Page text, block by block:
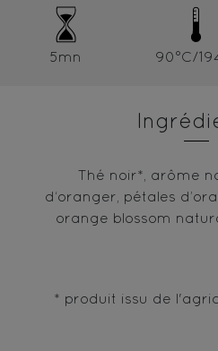
5mn 90°C/
Thé noir*, arôme
d‘oranger, pétales
orange blossom
* produit issu de